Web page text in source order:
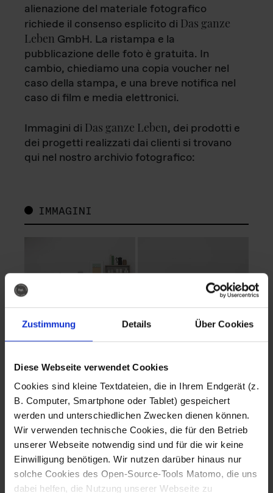
Zustimmung Details Über Cookies
Diese Webseite verwendet Cookies
Cookies sind kleine Textdateien, die in Ihrem Endgerät (z.
B. Computer, Smartphone oder Tablet) gespeichert
werden und unterschiedlichen Zwecken dienen können.
Wir verwenden technische Cookies, die für den Betrieb
unserer Webseite notwendig sind und für die wir keine
Einwilligung benötigen. Wir nutzen darüber hinaus nur
solche Cookies des Open-Source-Tools Matomo, die uns
dabei helfen, die Nutzung unserer Webseite zu
alienazione del materiale fotografico
richiede il consenso esplicito di Das ganze
Leben GmbH. La ristampa e la
pubblicazione delle foto è gratuita. In
cambio, chiediamo una copia voucher nel
caso della stampa, e una breve notifica nel
caso di film e media elettronici.
Immagini di Das ganze Leben, dei prodotti e
dei progetti realizzati dai clienti si trovano
qui nel nostro archivio fotografico:
IMMAGINI
Fotografo: Lorenz
Sternbach
Download
Fotografo: Lorenz
Sternbach
Download